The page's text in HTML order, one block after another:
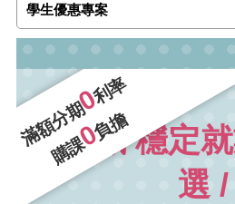
學生優惠專案
滿額分期0利率
購課0負擔
\ 公職 穩定
選 /